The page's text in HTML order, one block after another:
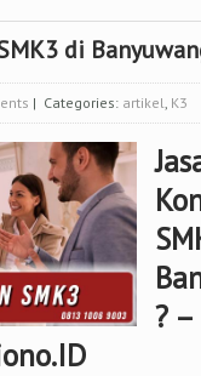
di
| Categories: artikel, K3
? –